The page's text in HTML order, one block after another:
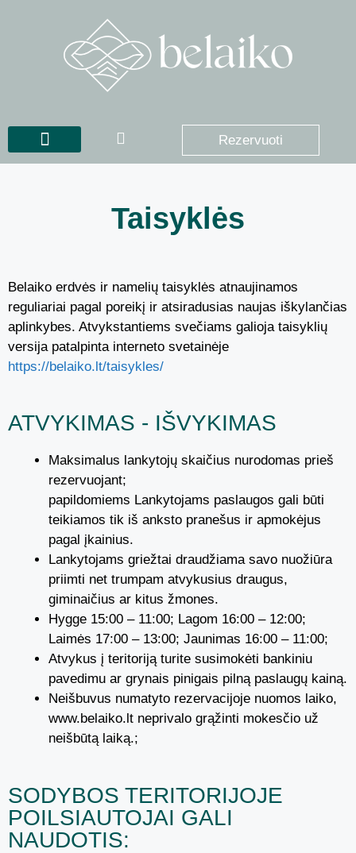
Rezervuoti
Taisyklės
Belaiko erdvės ir namelių taisyklės atnaujinamos
reguliariai pagal poreikį ir atsiradusias naujas iškylančias
aplinkybes. Atvykstantiems svečiams galioja taisyklių
versija patalpinta interneto svetainėje
https://belaiko.lt/taisykles/
ATVYKIMAS - IŠVYKIMAS
Maksimalus lankytojų skaičius nurodomas prieš
rezervuojant;
papildomiems Lankytojams paslaugos gali būti
teikiamos tik iš anksto pranešus ir apmokėjus
pagal įkainius.
Lankytojams griežtai draudžiama savo nuožiūra
priimti net trumpam atvykusius draugus,
giminaičius ar kitus žmones.
Hygge 15:00 – 11:00; Lagom 16:00 – 12:00;
Laimės 17:00 – 13:00; Jaunimas 16:00 – 11:00;
Atvykus į teritoriją turite susimokėti bankiniu
pavedimu ar grynais pinigais pilną paslaugų kainą.
Neišbuvus numatyto rezervacijoje nuomos laiko,
www.belaiko.lt neprivalo grąžinti mokesčio už
neišbūtą laiką.;
SODYBOS TERITORIJOJE
POILSIAUTOJAI GALI
NAUDOTIS: